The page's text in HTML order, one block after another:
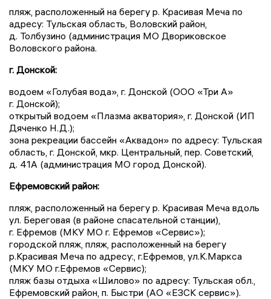
пляж, расположенный на берегу р. Красивая Меча по
адресу: Тульская область, Воловский район,
д. Толбузино (администрация МО Двориковское
Воловского района.
г. Донской:
водоем «Голубая вода», г. Донской (ООО «Три А»
г. Донской);
открытый водоем «Плазма акватория», г. Донской (ИП
Дяченко Н.Д.);
зона рекреации бассейн «Аквадон» по адресу: Тульская
область, г. Донской, мкр. Центральный, пер. Советский,
д. 41А (администрация МО город Донской).
Ефремовский район:
пляж, расположенный на берегу р. Красивая Меча вдоль
ул. Береговая (в районе спасательной станции),
г. Ефремов (МКУ МО г. Ефремов «Сервис»);
городской пляж, пляж, расположенный на берегу
р.Красивая Меча по адресу:, г.Ефремов, ул.К.Маркса
(МКУ МО г.Ефремов «Сервис);
пляж базы отдыха «Шилово» по адресу: Тульская обл.,
Ефремовский район, п. Быстри (АО «ЕЗСК сервис»).